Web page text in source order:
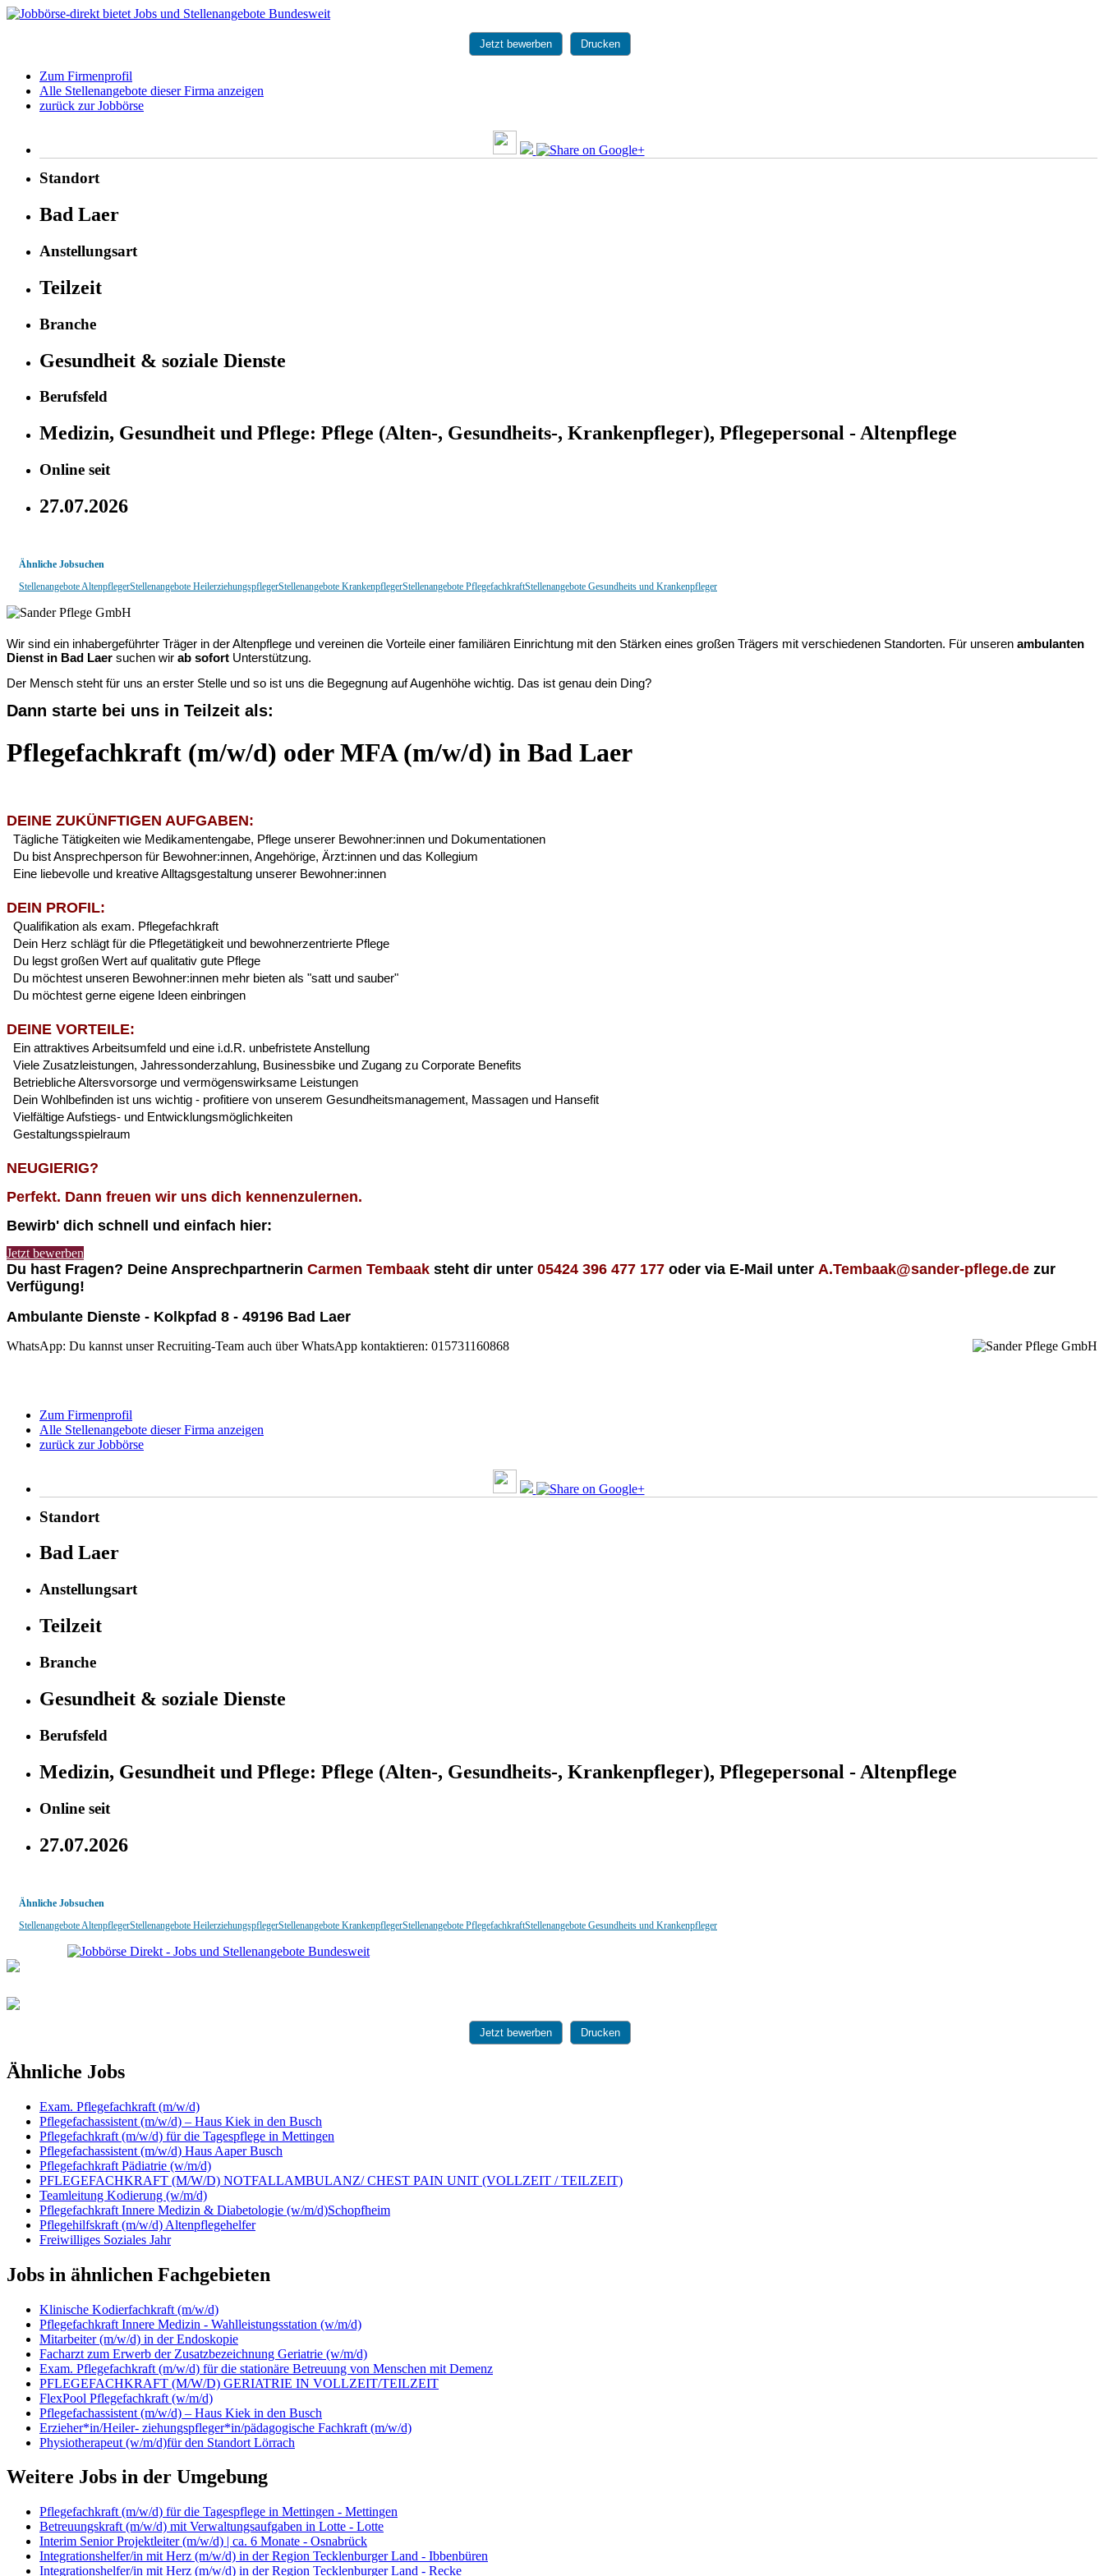
Jetzt bewerben Drucken
Zum Firmenprofil
Alle Stellenangebote dieser Firma anzeigen
zurück zur Jobbörse
Standort
Bad Laer
Anstellungsart
Teilzeit
Branche
Gesundheit & soziale Dienste
Berufsfeld
Medizin, Gesundheit und Pflege: Pflege (Alten-, Gesundheits-, Krankenpfleger), Pflegepersonal - Altenpflege
Online seit
27.07.2026
Ähnliche Jobsuchen
Stellenangebote AltenpflegerStellenangebote HeilerziehungspflegerStellenangebote KrankenpflegerStellenangebote PflegefachkraftStellenangebote Gesundheits und Krankenpfleger
Wir sind ein inhabergeführter Träger in der Altenpflege und vereinen die Vorteile einer familiären Einrichtung mit den Stärken eines großen Trägers mit verschiedenen Standorten. Für unseren ambulanten
Dienst in Bad Laer suchen wir ab sofort Unterstützung.
Der Mensch steht für uns an erster Stelle und so ist uns die Begegnung auf Augenhöhe wichtig. Das ist genau dein Ding?
Dann starte bei uns in Teilzeit als:
Pflegefachkraft (m/w/d) oder MFA (m/w/d) in Bad Laer
DEINE ZUKÜNFTIGEN AUFGABEN:
Tägliche Tätigkeiten wie Medikamentengabe, Pflege unserer Bewohner:innen und Dokumentationen
Du bist Ansprechperson für Bewohner:innen, Angehörige, Ärzt:innen und das Kollegium
Eine liebevolle und kreative Alltagsgestaltung unserer Bewohner:innen
DEIN PROFIL:
Qualifikation als exam. Pflegefachkraft
Dein Herz schlägt für die Pflegetätigkeit und bewohnerzentrierte Pflege
Du legst großen Wert auf qualitativ gute Pflege
Du möchtest unseren Bewohner:innen mehr bieten als "satt und sauber"
Du möchtest gerne eigene Ideen einbringen
DEINE VORTEILE:
Ein attraktives Arbeitsumfeld und eine i.d.R. unbefristete Anstellung
Viele Zusatzleistungen, Jahressonderzahlung, Businessbike und Zugang zu Corporate Benefits
Betriebliche Altersvorsorge und vermögenswirksame Leistungen
Dein Wohlbefinden ist uns wichtig - profitiere von unserem Gesundheitsmanagement, Massagen und Hansefit
Vielfältige Aufstiegs- und Entwicklungsmöglichkeiten
Gestaltungsspielraum
NEUGIERIG?
Perfekt. Dann freuen wir uns dich kennenzulernen.
Bewirb' dich schnell und einfach hier:
Jetzt bewerben
Du hast Fragen? Deine Ansprechpartnerin Carmen Tembaak steht dir unter 05424 396 477 177 oder via E-Mail unter A.Tembaak@sander-pflege.de zur
Verfügung!
Ambulante Dienste - Kolkpfad 8 - 49196 Bad Laer
WhatsApp: Du kannst unser Recruiting-Team auch über WhatsApp kontaktieren: 015731160868
Zum Firmenprofil
Alle Stellenangebote dieser Firma anzeigen
zurück zur Jobbörse
Standort
Bad Laer
Anstellungsart
Teilzeit
Branche
Gesundheit & soziale Dienste
Berufsfeld
Medizin, Gesundheit und Pflege: Pflege (Alten-, Gesundheits-, Krankenpfleger), Pflegepersonal - Altenpflege
Online seit
27.07.2026
Ähnliche Jobsuchen
Stellenangebote AltenpflegerStellenangebote HeilerziehungspflegerStellenangebote KrankenpflegerStellenangebote PflegefachkraftStellenangebote Gesundheits und Krankenpfleger
Jetzt bewerben Drucken
Ähnliche Jobs
Exam. Pflegefachkraft (m/w/d)
Pflegefachassistent (m/w/d) – Haus Kiek in den Busch
Pflegefachkraft (m/w/d) für die Tagespflege in Mettingen
Pflegefachassistent (m/w/d) Haus Aaper Busch
Pflegefachkraft Pädiatrie (w/m/d)
PFLEGEFACHKRAFT (M/W/D) NOTFALLAMBULANZ/ CHEST PAIN UNIT (VOLLZEIT / TEILZEIT)
Teamleitung Kodierung (w/m/d)
Pflegefachkraft Innere Medizin & Diabetologie (w/m/d)Schopfheim
Pflegehilfskraft (m/w/d) Altenpflegehelfer
Freiwilliges Soziales Jahr
Jobs in ähnlichen Fachgebieten
Klinische Kodierfachkraft (m/w/d)
Pflegefachkraft Innere Medizin - Wahlleistungsstation (w/m/d)
Mitarbeiter (m/w/d) in der Endoskopie
Facharzt zum Erwerb der Zusatzbezeichnung Geriatrie (w/m/d)
Exam. Pflegefachkraft (m/w/d) für die stationäre Betreuung von Menschen mit Demenz
PFLEGEFACHKRAFT (M/W/D) GERIATRIE IN VOLLZEIT/TEILZEIT
FlexPool Pflegefachkraft (w/m/d)
Pflegefachassistent (m/w/d) – Haus Kiek in den Busch
Erzieher*in/Heiler- ziehungspfleger*in/pädagogische Fachkraft (m/w/d)
Physiotherapeut (w/m/d)für den Standort Lörrach
Weitere Jobs in der Umgebung
Pflegefachkraft (m/w/d) für die Tagespflege in Mettingen - Mettingen
Betreuungskraft (m/w/d) mit Verwaltungsaufgaben in Lotte - Lotte
Interim Senior Projektleiter (m/w/d) | ca. 6 Monate - Osnabrück
Integrationshelfer/in mit Herz (m/w/d) in der Region Tecklenburger Land - Ibbenbüren
Integrationshelfer/in mit Herz (m/w/d) in der Region Tecklenburger Land - Recke